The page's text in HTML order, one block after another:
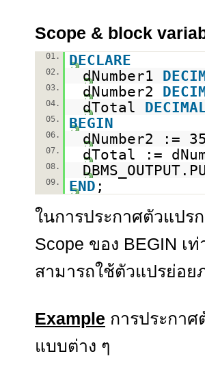
Scope & block
01. DECLARE
02. dNumber1
03. dNumber2
04. dTotal
05. BEGIN
06. dNumber2 :=
07. dTotal :=
08.
09. END ;
ในการประกาศตัวแป
Scope ของ BEGIN
สามารถใช้ตัวแปรย่อ
Example การประกา
แบบต่าง ๆ